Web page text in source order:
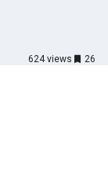
624 views 26